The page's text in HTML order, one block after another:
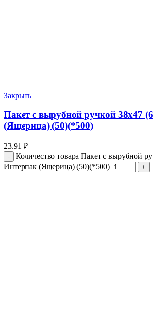
Закрыть
Пакет с вырубной ручкой 38х47
(Ящерица) (50)(*500)
23.91 ₽
Количество товара Пакет с вырубной
Интерпак (Ящерица) (50)(*500)